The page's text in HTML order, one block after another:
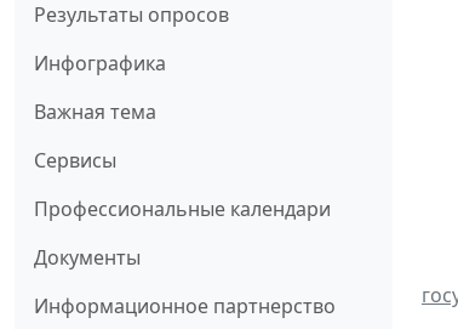
Результаты опросов
Инфографика
Важная тема
Сервисы
Профессиональные календари
Документы
Информационное партнерство